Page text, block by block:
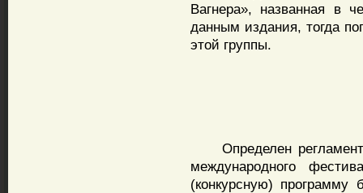
Вагнера», названная в
данным издания, тогда
этой группы.
Определен регламент
международного
(конкурсную) программу